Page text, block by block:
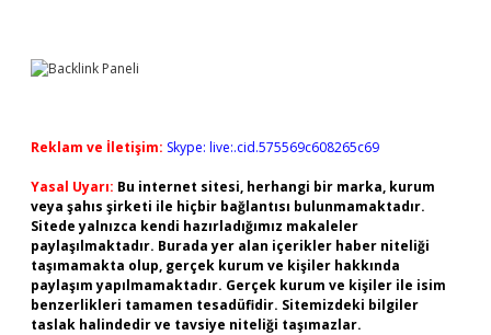
Reklam ve İletişim: Skype: live:.cid.575569c608265c69
Yasal Uyarı: Bu internet sitesi, herhangi bir marka, kurum
veya şahıs şirketi ile hiçbir bağlantısı bulunmamaktadır.
Sitede yalnızca kendi hazırladığımız makaleler
paylaşılmaktadır. Burada yer alan içerikler haber niteliği
taşımamakta olup, gerçek kurum ve kişiler hakkında
paylaşım yapılmamaktadır. Gerçek kurum ve kişiler ile isim
benzerlikleri tamamen tesadüfidir. Sitemizdeki bilgiler
taslak halindedir ve tavsiye niteliği taşımazlar.